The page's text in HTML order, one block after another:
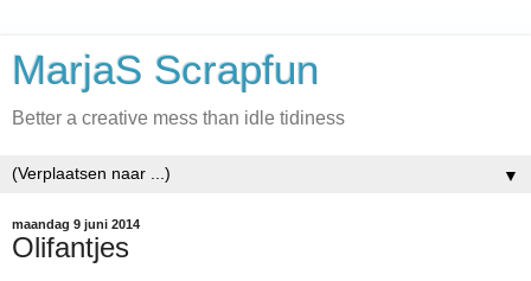
MarjaS Scrapfun
Better a creative mess than idle tidiness
▼
maandag 9 juni 2014
Olifantjes